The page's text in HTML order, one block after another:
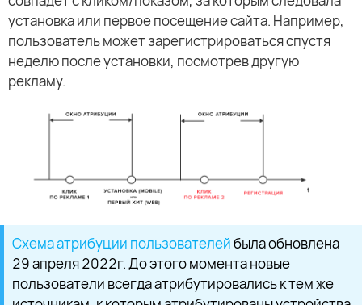
установка или первое посещение сайта. Например,
пользователь может зарегистрироваться спустя
неделю после установки, посмотрев другую
рекламу.
Схема атрибуции пользователейбыла обновлена
29 апреля 2022г. До этого момента новые
пользователи всегда атрибутировались к тем же